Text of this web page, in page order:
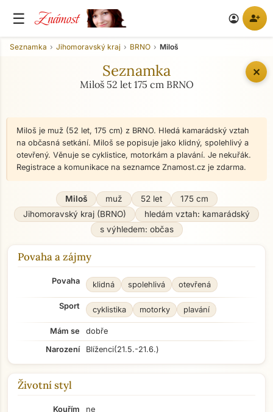
☰ Známost account_circle person_add
✕
Seznamka Jihomoravský kraj BRNO Miloš
Seznamka
Miloš 52 let 175 cm BRNO
Miloš je muž (52 let, 175 cm) z BRNO. Hledá kamarádský vztah
na občasná setkání. Miloš se popisuje jako klidný, spolehlivý a
otevřený. Věnuje se cyklistice, motorkám a plavání. Je nekuřák.
Registrace a komunikace na seznamce Znamost.cz je zdarma.
Miloš muž 52 let
175 cm
Jihomoravský kraj (BRNO)
hledám vztah: kamarádský
s výhledem: občas
Povaha a zájmy
Povaha klidná spolehlivá otevřená
Sport cyklistika motorky plavání
Mám se
dobře
Narození
Blíženci(21.5.-21.6.)
Životní styl
Kouřím
ne